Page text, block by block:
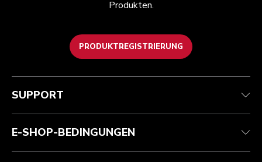
Produkten.
PRODUKTREGISTRIERUNG
Health Check
Verfolgen Sie Ihre Bestellung
Garantie und Dokumente
Häufig gestellte fragen
Teilnahmebedingungen
Rückgaben und Erstattungen
Impressum
ODR
Die Marke
Händlersuche
SUPPORT
E-SHOP-BEDINGUNGEN